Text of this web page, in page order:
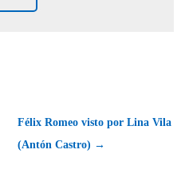
Félix Romeo visto por Lina Vila
(Antón Castro) →